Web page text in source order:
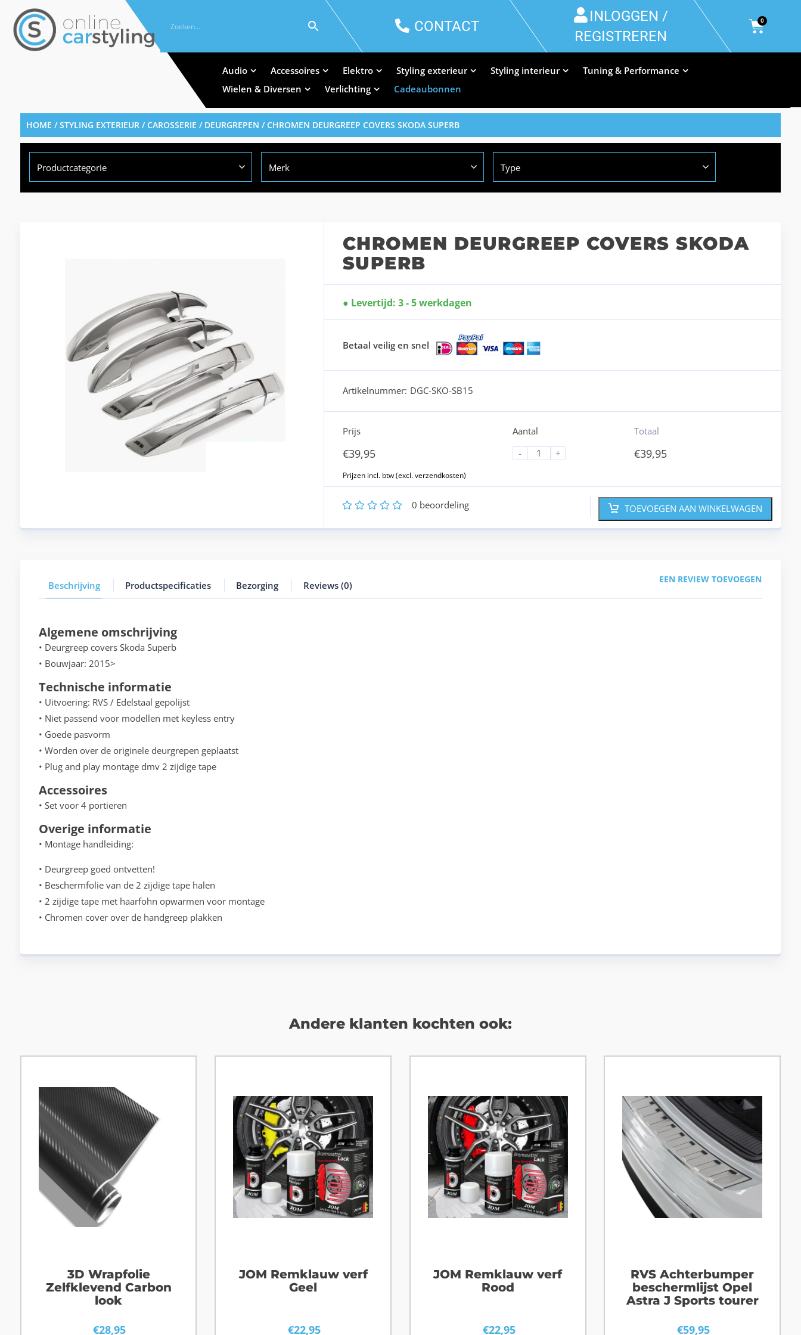
CONTACT
INLOGGEN /
REGISTREREN
0
Audio Accessoires Elektro Styling exterieur Styling interieur
Tuning & Performance
Wielen & Diversen
Verlichting Cadeaubonnen
HOME /STYLING EXTERIEUR/CAROSSERIE / DEURGREPEN / CHROMEN DEURGREEP COVERS SKODA SUPERB
Productcategorie Merk Type
CHROMEN DEURGREEP COVERS SKODA
SUPERB
Levertijd: 3 - 5 werkdagen
Betaal veilig en snel
Artikelnummer: DGC-SKO-SB15
Prijs
€39,95
Aantal
-
+
Totaal
€39,95
5
4
3
2 0 beoordeling TOEVOEGEN AAN WINKELWAGEN
Beschrijving Productspecificaties Bezorging Reviews (0)
EEN REVIEW TOEVOEGEN
Algemene omschrijving
• Deurgreep covers Skoda Superb
• Bouwjaar: 2015>
Technische informatie
• Uitvoering: RVS / Edelstaal gepolijst
• Niet passend voor modellen met keyless entry
• Goede pasvorm
• Worden over de originele deurgrepen geplaatst
• Plug and play montage dmv 2 zijdige tape
Accessoires
• Set voor 4 portieren
Overige informatie
• Montage handleiding:
• Deurgreep goed ontvetten!
• Beschermfolie van de 2 zijdige tape halen
• 2 zijdige tape met haarfohn opwarmen voor montage
• Chromen cover over de handgreep plakken
Andere klanten kochten ook:
3D Wrapfolie
Zelfklevend Carbon
look
€28,95
JOM Remklauw verf
Geel
€22,95
JOM Remklauw verf
Rood
€22,95
RVS Achterbumper
beschermlijst Opel
Astra J Sports tourer
€59,95